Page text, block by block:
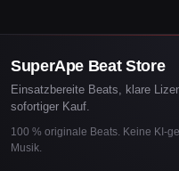
SuperApe Beat Store
Einsatzbereite Beats, klare
sofortiger Kauf.
100 % originale Beats. Keine KI-
Musik.